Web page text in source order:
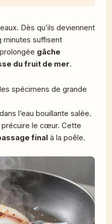
Dès qu’ils deviennent
minutes suffisent
gâche
du fruit de mer.
spécimens de grande
l’eau bouillante salée.
précuire le cœur. Cette
final à la poêle.